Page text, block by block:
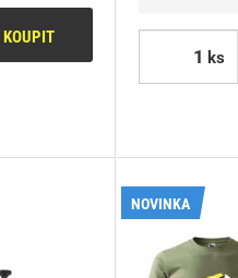
KOUPIT
ks
NOVINKA